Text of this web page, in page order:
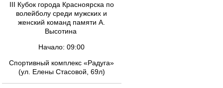
III Кубок города Красноярска по
волейболу среди мужских и
женский команд памяти А.
Высотина
Начало: 09:00
Спортивный комплекс «Радуга»
(ул. Елены Стасовой, 69л)